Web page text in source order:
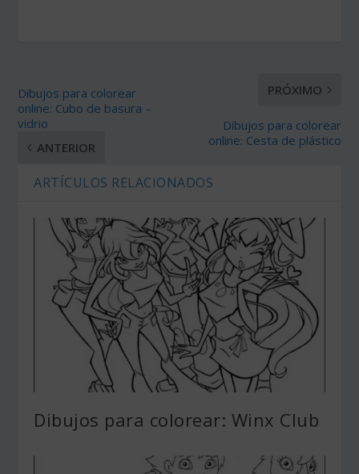
Dibujos para colorear
online: Cubo de basura –
vidrio
ANTERIOR
PRÓXIMO
Dibujos para colorear
online: Cesta de plástico
ARTÍCULOS RELACIONADOS
Dibujos para colorear: Winx Club